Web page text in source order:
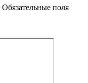
Обязательные поля